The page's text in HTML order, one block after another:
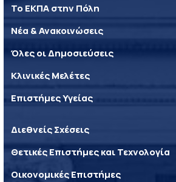
Το ΕΚΠΑ στην Πόλη
Νέα & Ανακοινώσεις
Όλες οι Δημοσιεύσεις
Κλινικές Μελέτες
Επιστήμες Υγείας
Διεθνείς Σχέσεις
Θετικές Επιστήμες και Τεχνολογία
Οικονομικές Επιστήμες